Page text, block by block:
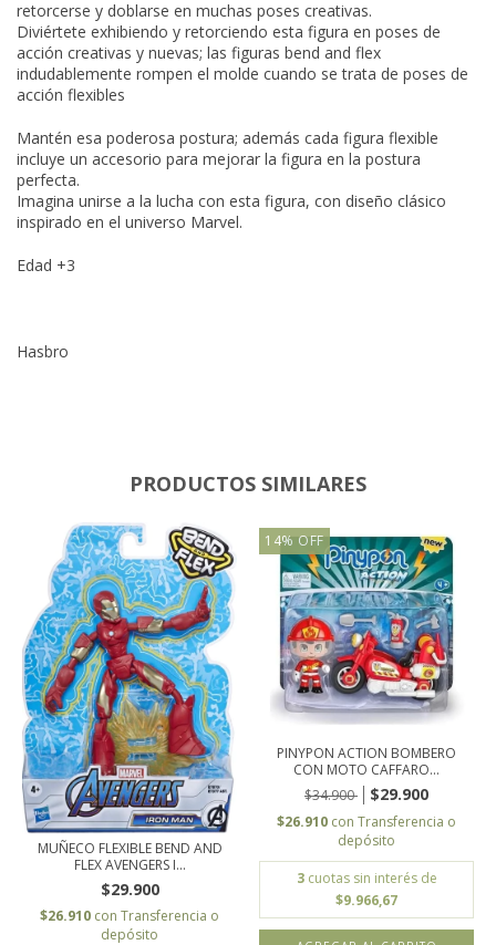
retorcerse y doblarse en muchas poses creativas.
Diviértete exhibiendo y retorciendo esta figura en poses de
acción creativas y nuevas; las figuras bend and flex
indudablemente rompen el molde cuando se trata de poses de
acción flexibles
Mantén esa poderosa postura; además cada figura flexible
incluye un accesorio para mejorar la figura en la postura
perfecta.
Imagina unirse a la lucha con esta figura, con diseño clásico
inspirado en el universo Marvel.
Edad +3
Hasbro
PRODUCTOS SIMILARES
MUÑECO FLEXIBLE BEND AND
FLEX AVENGERS I...
$29.900
$26.910 con Transferencia o
depósito
14%OFF
PINYPON ACTION BOMBERO
CON MOTO CAFFARO...
$34.900
$29.900
$26.910 con Transferencia o
depósito
3 cuotas sin interés de
$9.966,67